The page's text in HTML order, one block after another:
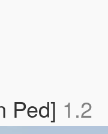
Ped] 1.2